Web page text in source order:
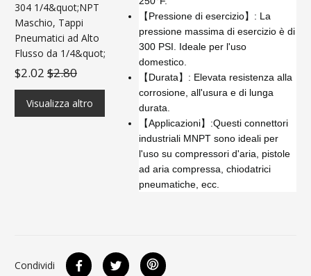
304 1/4&quot;NPT
Maschio, Tappi
Pneumatici ad Alto
Flusso da 1/4&quot;
$2.02 $2.80
Visualizza altro
【Pressione di esercizio】: La
pressione massima di esercizio è di
300 PSI. Ideale per l'uso
domestico.
【Durata】: Elevata resistenza alla
corrosione, all'usura e di lunga
durata.
【Applicazioni】:Questi connettori
industriali MNPT sono ideali per
l'uso su compressori d'aria, pistole
ad aria compressa, chiodatrici
pneumatiche, ecc.
Condividi